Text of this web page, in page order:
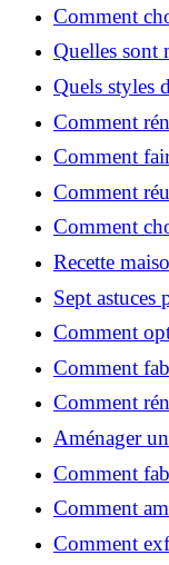
Voiron en
Comment
contractant
Quelles sont
préférées ?
Quels styles
Comment
habitat sain
Comment
utiliserez
Comment
ville en 2026
Comment
rénovation en
Recette
Sept astuces
à votre
Comment
et gagner de
Comment
de karité ?
Comment
budget et
Aménager
essentielles
Comment
l'huile de rose
Comment
efficacement
Comment